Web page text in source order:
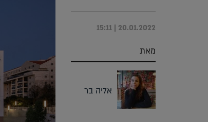
20.01.2022 | 15:11
מאת
אליה בר